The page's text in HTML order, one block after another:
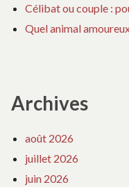
Célibat ou couple :
Quel animal
Archives
août 2026
juillet 2026
juin 2026